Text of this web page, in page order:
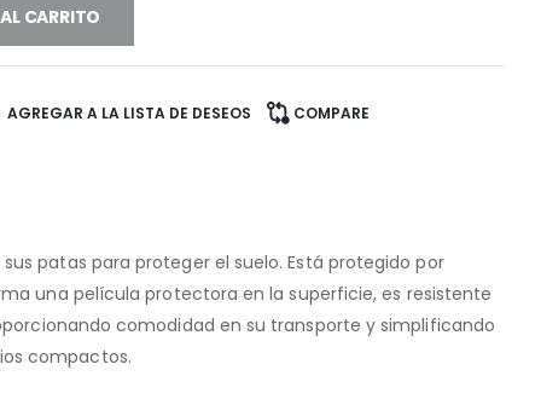
CARRITO
AGREGAR A LA LISTA DE DESEOS COMPARE
patas para proteger el suelo. Está protegido por
una película protectora en la superficie, es resistente
comodidad en su transporte y simplificando
compactos.